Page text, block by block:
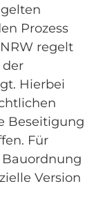
Prozess
regelt
der
Hierbei
Beseitigung
Für
Version